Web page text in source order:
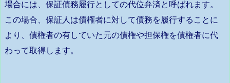
場合には、保証債務履行としての代位弁済と呼ばれます。
この場合、保証人は債権者に対して債務を履行することに
より、債権者の有していた元の債権や担保権を債権者に代
わって取得します。